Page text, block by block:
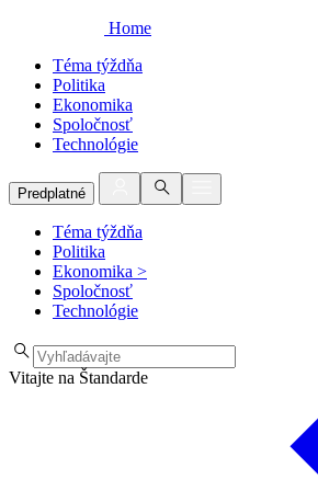
Home
Téma týždňa
Politika
Ekonomika
Spoločnosť
Technológie
Predplatné
Téma týždňa
Politika
Ekonomika >
Spoločnosť
Technológie
Vitajte na Štandarde